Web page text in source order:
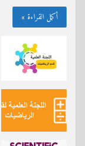
أكمل القراءة »